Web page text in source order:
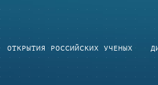
ОТКРЫТИЯ РОССИЙСКИХ УЧЕНЫХ